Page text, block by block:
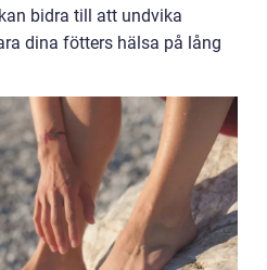
bidra till att undvika
dina fötters hälsa på lång